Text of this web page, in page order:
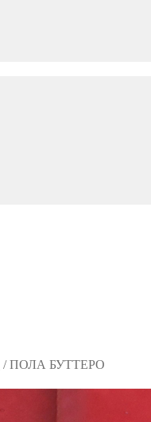
/ПОЛА БУТТЕРО